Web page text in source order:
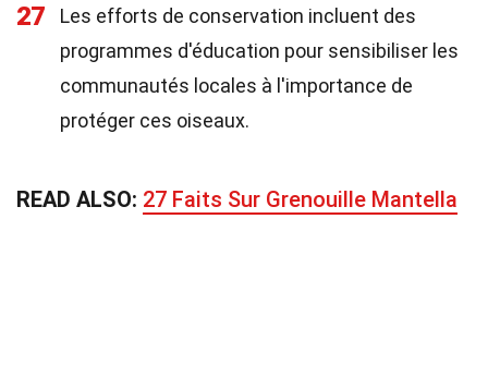
27
Les efforts de conservation incluent des
programmes d'éducation pour sensibiliser les
communautés locales à l'importance de
protéger ces oiseaux.
READ ALSO: 27 Faits Sur Grenouille Mantella